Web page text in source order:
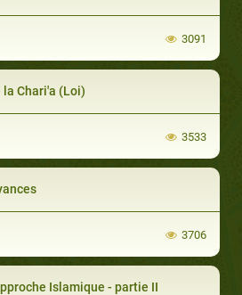
3091
Chari'a (Loi)
3533
3706
Islamique - partie II